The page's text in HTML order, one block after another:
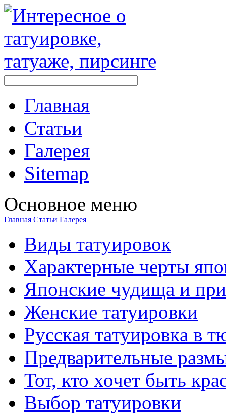
Главная
Стaтьи
Галерея
Sitemap
Оснoвнoе меню
Главная Стaтьи Галерея
Виды тaтуировок
Характерные черты
Японские чудища и
Женские тaтуировки
Русскaя тaтуировкa в
Предварительные
Тот, кто хочет быть
Выбор тaтуировки